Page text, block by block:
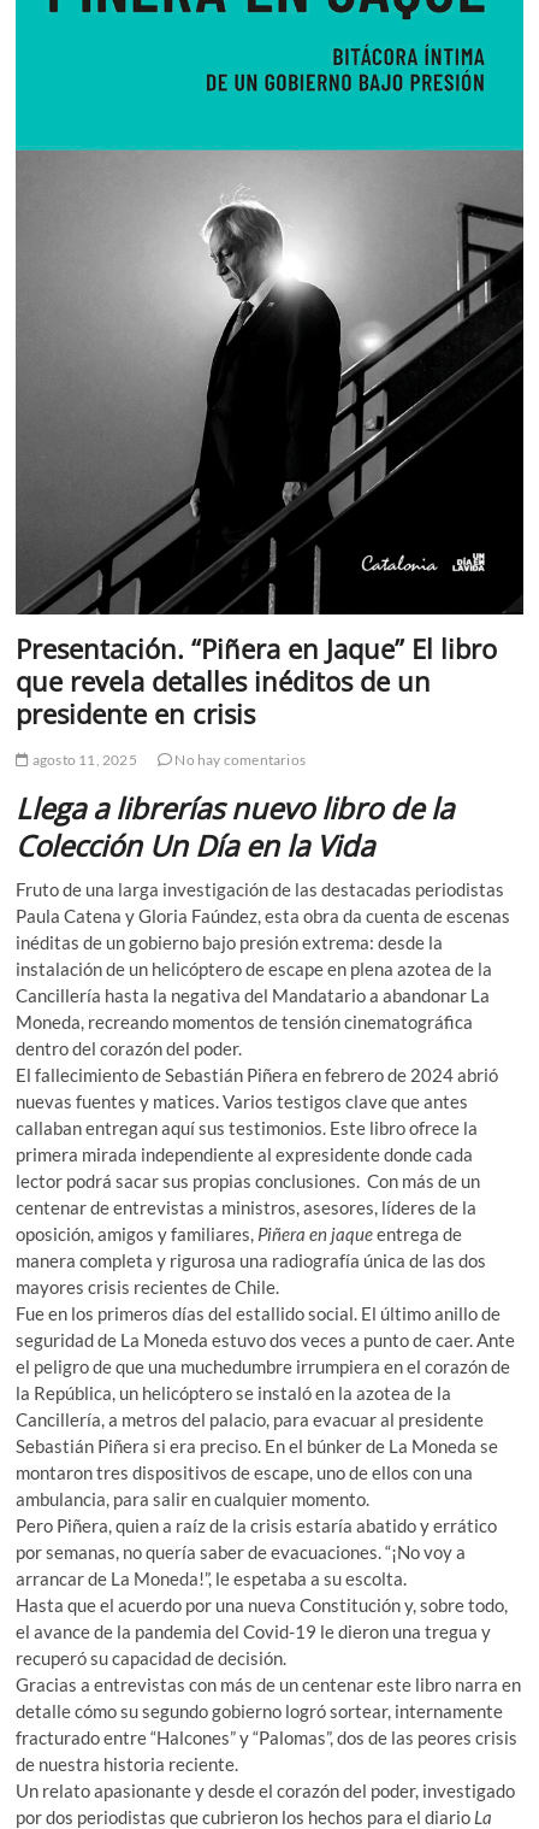
Presentación. “Piñera en Jaque” El libro
que revela detalles inéditos de un
presidente en crisis
agosto 11, 2025 No hay comentarios
Llega a librerías nuevo libro de la
Colección Un Día en la Vida
Fruto de una larga investigación de las destacadas periodistas
Paula Catena y Gloria Faúndez, esta obra da cuenta de escenas
inéditas de un gobierno bajo presión extrema: desde la
instalación de un helicóptero de escape en plena azotea de la
Cancillería hasta la negativa del Mandatario a abandonar La
Moneda, recreando momentos de tensión cinematográfica
dentro del corazón del poder.
El fallecimiento de Sebastián Piñera en febrero de 2024 abrió
nuevas fuentes y matices. Varios testigos clave que antes
callaban entregan aquí sus testimonios. Este libro ofrece la
primera mirada independiente al expresidente donde cada
lector podrá sacar sus propias conclusiones. Con más de un
centenar de entrevistas a ministros, asesores, líderes de la
oposición, amigos y familiares, Piñera en jaqueentrega de
manera completa y rigurosa una radiografía única de las dos
mayores crisis recientes de Chile.
Fue en los primeros días del estallido social. El último anillo de
seguridad de La Moneda estuvo dos veces a punto de caer. Ante
el peligro de que una muchedumbre irrumpiera en el corazón de
la República, un helicóptero se instaló en la azotea de la
Cancillería, a metros del palacio, para evacuar al presidente
Sebastián Piñera si era preciso. En el búnker de La Moneda se
montaron tres dispositivos de escape, uno de ellos con una
ambulancia, para salir en cualquier momento.
Pero Piñera, quien a raíz de la crisis estaría abatido y errático
por semanas, no quería saber de evacuaciones. “¡No voy a
arrancar de La Moneda!”, le espetaba a su escolta.
Hasta que el acuerdo por una nueva Constitución y, sobre todo,
el avance de la pandemia del Covid-19 le dieron una tregua y
recuperó su capacidad de decisión.
Gracias a entrevistas con más de un centenar este libro narra en
detalle cómo su segundo gobierno logró sortear, internamente
fracturado entre “Halcones” y “Palomas”, dos de las peores crisis
de nuestra historia reciente.
Un relato apasionante y desde el corazón del poder, investigado
por dos periodistas que cubrieron los hechos para el diario La